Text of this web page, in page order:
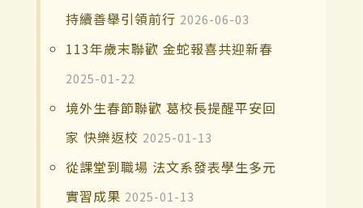
持續善舉引領前行 2026-06-03
113年歲末聯歡 金蛇報喜共迎新春
2025-01-22
境外生春節聯歡 葛校長提醒平安回
家 快樂返校 2025-01-13
從課堂到職場 法文系發表學生多元
實習成果 2025-01-13